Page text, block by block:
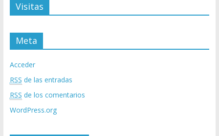
Visitas
Meta
Acceder
RSS de las entradas
RSS de los comentarios
WordPress.org